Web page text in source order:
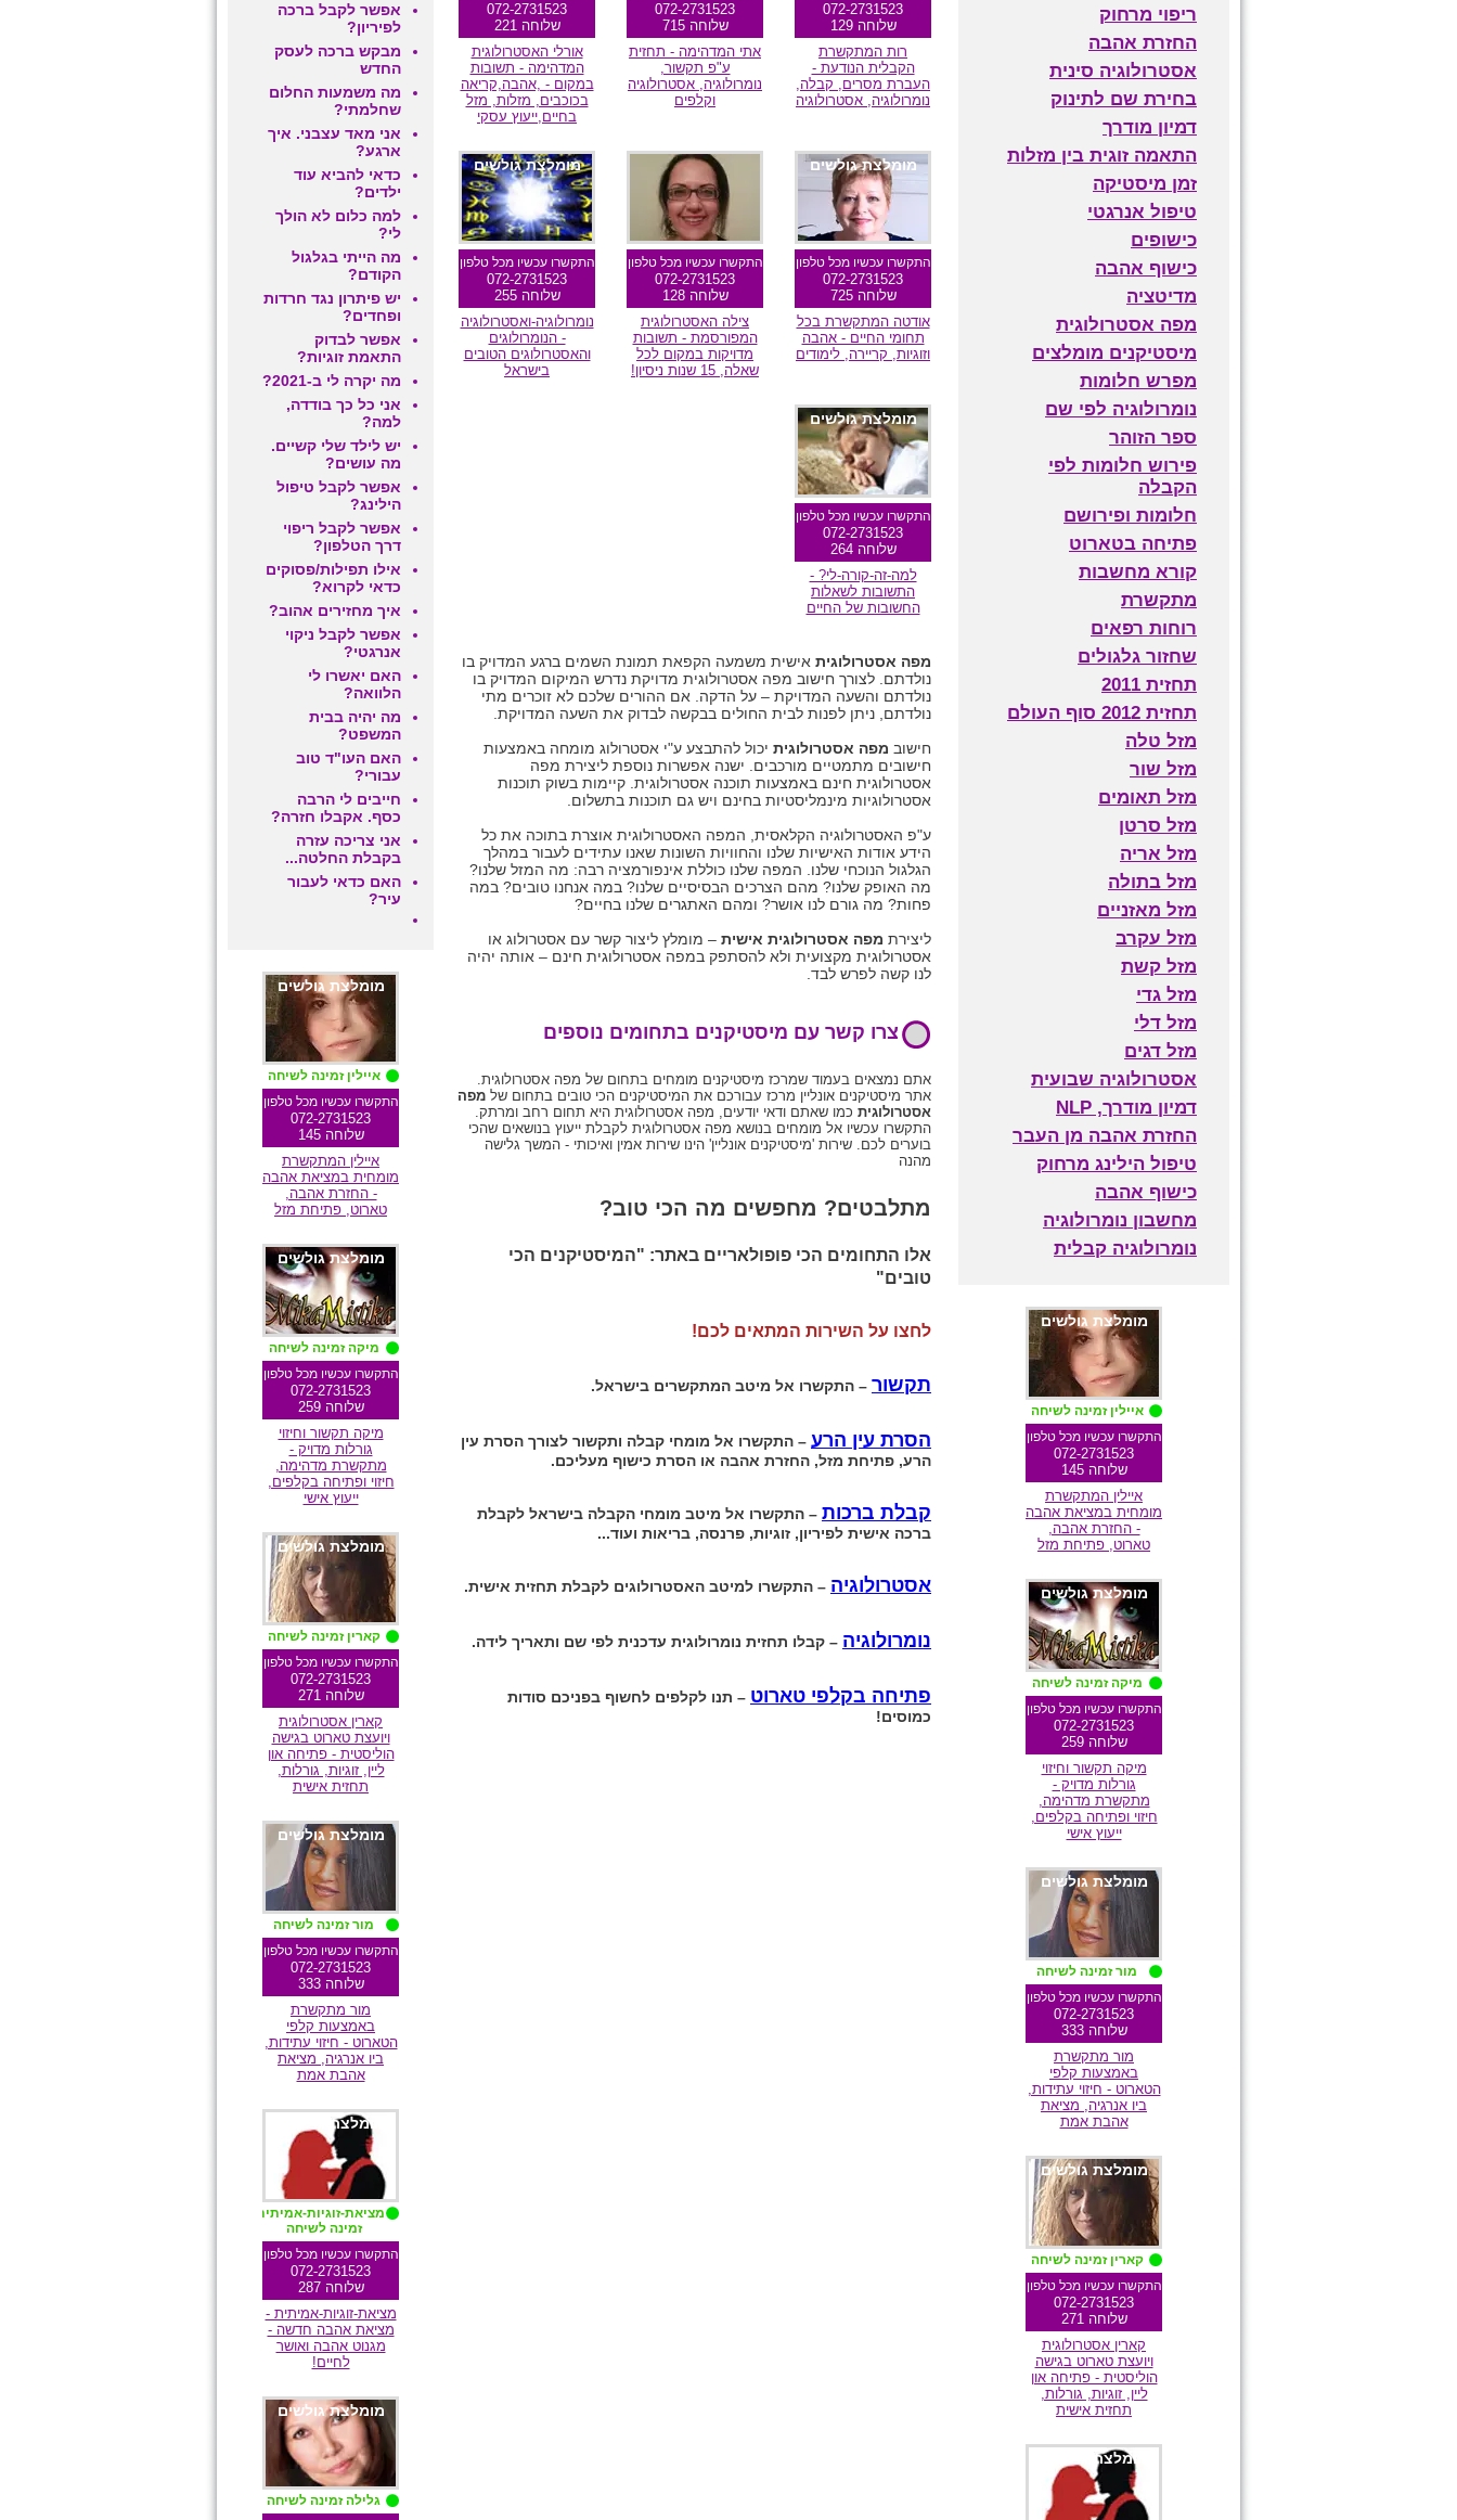
072-2731523
שלוחה 129
רות המתקשרת
הקבלית הנודעת -
העברת מסרים, קבלה,
נומרולוגיה, אסטרולוגיה
072-2731523
שלוחה 715
אתי המדהימה - תחזית
ע"פ תקשור,
נומרולוגיה, אסטרולוגיה
וקלפים
072-2731523
שלוחה 221
אורלי האסטרולוגית
המדהימה - תשובות
במקום - ,אהבה,קריאה
בכוכבים, מזלות, מזל
בחיים,ייעוץ עסקי
מומלצת גולשים
התקשרו עכשיו מכל טלפון
072-2731523
שלוחה 725
אודטה המתקשרת בכל
תחומי החיים - אהבה
וזוגיות, קריירה, לימודים
התקשרו עכשיו מכל טלפון
072-2731523
שלוחה 128
צילה האסטרולוגית
המפורסמת - תשובות
מדויקות במקום לכל
שאלה, 15 שנות ניסיון!
מומלצת גולשים
התקשרו עכשיו מכל טלפון
072-2731523
שלוחה 255
נומרולוגיה-ואסטרולוגיה
- הנומרולוגים
והאסטרולוגים הטובים
בישראל
מומלצת גולשים
התקשרו עכשיו מכל טלפון
072-2731523
שלוחה 264
למה-זה-קורה-לי? -
התשובות לשאלות
החשובות של החיים
מפה אסטרולוגית אישית משמעה הקפאת תמונת השמים ברגע המדויק בו
נולדתם. לצורך חישוב מפה אסטרולוגית מדויקת נדרש המיקום המדויק בו
נולדתם והשעה המדויקת – על הדקה. אם ההורים שלכם לא זוכרים מתי
נולדתם, ניתן לפנות לבית החולים בבקשה לבדוק את השעה המדויקת.
חישוב מפה אסטרולוגית יכול להתבצע ע"י אסטרולוג מומחה באמצעות
חישובים מתמטיים מורכבים. ישנה אפשרות נוספת ליצירת מפה
אסטרולוגית חינם באמצעות תוכנה אסטרולוגית. קיימות בשוק תוכנות
אסטרולוגיות מינמליסטיות בחינם ויש גם תוכנות בתשלום.
ע"פ האסטרולוגיה הקלאסית, המפה האסטרולוגית אוצרת בתוכה את כל
הידע אודות האישיות שלנו והחוויות השונות שאנו עתידים לעבור במהלך
הגלגול הנוכחי שלנו. המפה שלנו כוללת אינפורמציה רבה: מה המזל שלנו?
מה האופק שלנו? מהם הצרכים הבסיסיים שלנו? במה אנחנו טובים? במה
פחות? מה גורם לנו אושר? ומהם האתגרים שלנו בחיים?
ליצירת מפה אסטרולוגית אישית – מומלץ ליצור קשר עם אסטרולוג או
אסטרולוגית מקצועית ולא להסתפק במפה אסטרולוגית חינם – אותה יהיה
לנו קשה לפרש לבד.
צרו קשר עם מיסטיקנים בתחומים נוספים
אתם נמצאים בעמוד שמרכז מיסטיקנים מומחים בתחום של מפה אסטרולוגית.
אתר מיסטיקנים אונליין מרכז עבורכם את המיסטיקנים הכי טובים בתחום של מפה
אסטרולוגית כמו שאתם ודאי יודעים, מפה אסטרולוגית היא תחום רחב ומרתק.
התקשרו עכשיו אל מומחים בנושא מפה אסטרולוגית לקבלת ייעוץ בנושאים שהכי
בוערים לכם. שירות 'מיסטיקנים אונליין' הינו שירות אמין ואיכותי - המשך גלישה
מהנה
אפשר לקבל ברכה
לפיריון?
מבקש ברכה לעסק
החדש
מה משמעות החלום
שחלמתי?
אני מאד עצבני. איך
ארגע?
כדאי להביא עוד
ילדים?
למה כלום לא הולך
לי?
מה הייתי בגלגול
הקודם?
יש פיתרון נגד חרדות
ופחדים?
אפשר לבדוק
התאמת זוגיות?
מה יקרה לי ב-2021?
אני כל כך בודדה,
למה?
יש לילד שלי קשיים.
מה עושים?
אפשר לקבל טיפול
הילינג?
אפשר לקבל ריפוי
דרך הטלפון?
אילו תפילות/פסוקים
כדאי לקרוא?
איך מחזירים אהוב?
אפשר לקבל ניקוי
אנרגטי?
האם יאשרו לי
הלוואה?
מה יהיה בבית
המשפט?
האם העו"ד טוב
עבורי?
חייבים לי הרבה
כסף. אקבלו חזרה?
אני צריכה עזרה
בקבלת החלטה...
האם כדאי לעבור
עיר?
מומלצת גולשים
איילין זמינה לשיחה
התקשרו עכשיו מכל טלפון
072-2731523
שלוחה 145
איילין המתקשרת
מומחית במציאת אהבה
- החזרת אהבה,
טארוט, פתיחת מזל
מומלצת גולשים
מיקה זמינה לשיחה
התקשרו עכשיו מכל טלפון
072-2731523
שלוחה 259
מיקה תקשור וחיזוי
גורלות מדויק -
מתקשרת מדהימה,
חיזוי ופתיחה בקלפים,
ייעוץ אישי
מומלצת גולשים
קארין זמינה לשיחה
התקשרו עכשיו מכל טלפון
072-2731523
שלוחה 271
קארין אסטרולוגית
ויועצת טארוט בגישה
הוליסטית - פתיחה און
ליין, זוגיות, גורלות,
תחזית אישית
מומלצת גולשים
מור זמינה לשיחה
התקשרו עכשיו מכל טלפון
072-2731523
שלוחה 333
מור מתקשרת
באמצעות קלפי
הטארוט - חיזוי עתידות,
ביו אנרגיה, מציאת
אהבת אמת
מומלצת גולשים
מציאת-זוגיות-אמיתית
זמינה לשיחה
התקשרו עכשיו מכל טלפון
072-2731523
שלוחה 287
מציאת-זוגיות-אמיתית -
מציאת אהבה חדשה -
מגנוט אהבה ואושר
לחיים!
מומלצת גולשים
גלילה זמינה לשיחה
ריפוי מרחוק
החזרת אהבה
אסטרולוגיה סינית
בחירת שם לתינוק
דמיון מודרך
התאמה זוגית בין מזלות
זמן מיסטיקה
טיפול אנרגטי
כישופים
כישוף אהבה
מדיטציה
מפה אסטרולוגית
מיסטיקנים מומלצים
מפרש חלומות
נומרולוגיה לפי שם
ספר הזוהר
פירוש חלומות לפי
הקבלה
חלומות ופירושם
פתיחה בטארוט
קורא מחשבות
מתקשרת
רוחות רפאים
שחזור גלגולים
תחזית 2011
תחזית 2012 סוף העולם
מזל טלה
מזל שור
מזל תאומים
מזל סרטן
מזל אריה
מזל בתולה
מזל מאזניים
מזל עקרב
מזל קשת
מזל גדי
מזל דלי
מזל דגים
אסטרולוגיה שבועית
דמיון מודרך, NLP
החזרת אהבה מן העבר
טיפול הילינג מרחוק
כישוף אהבה
מחשבון נומרולוגיה
נומרולוגיה קבלית
מומלצת גולשים
איילין זמינה לשיחה
התקשרו עכשיו מכל טלפון
072-2731523
שלוחה 145
איילין המתקשרת
מומחית במציאת אהבה
- החזרת אהבה,
טארוט, פתיחת מזל
מומלצת גולשים
מיקה זמינה לשיחה
התקשרו עכשיו מכל טלפון
072-2731523
שלוחה 259
מיקה תקשור וחיזוי
גורלות מדויק -
מתקשרת מדהימה,
חיזוי ופתיחה בקלפים,
ייעוץ אישי
מומלצת גולשים
מור זמינה לשיחה
התקשרו עכשיו מכל טלפון
072-2731523
שלוחה 333
מור מתקשרת
באמצעות קלפי
הטארוט - חיזוי עתידות,
ביו אנרגיה, מציאת
אהבת אמת
מומלצת גולשים
קארין זמינה לשיחה
התקשרו עכשיו מכל טלפון
072-2731523
שלוחה 271
קארין אסטרולוגית
ויועצת טארוט בגישה
הוליסטית - פתיחה און
ליין, זוגיות, גורלות,
תחזית אישית
מומלצת גולשים